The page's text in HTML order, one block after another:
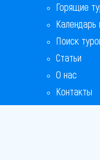
Горящие
Календарь
Поиск
Статьи
О нас
Контакты
Бонусная